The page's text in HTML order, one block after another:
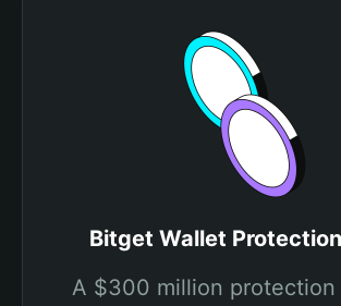
Bitget Wallet
A $300 million